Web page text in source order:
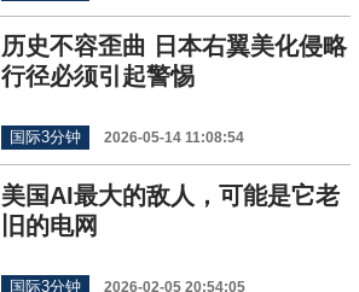
历史不容歪曲 日本右翼美化侵略
行径必须引起警惕
国际3分钟 2026-05-14 11:08:54
美国AI最大的敌人，可能是它老
旧的电网
国际3分钟 2026-02-05 20:54:05